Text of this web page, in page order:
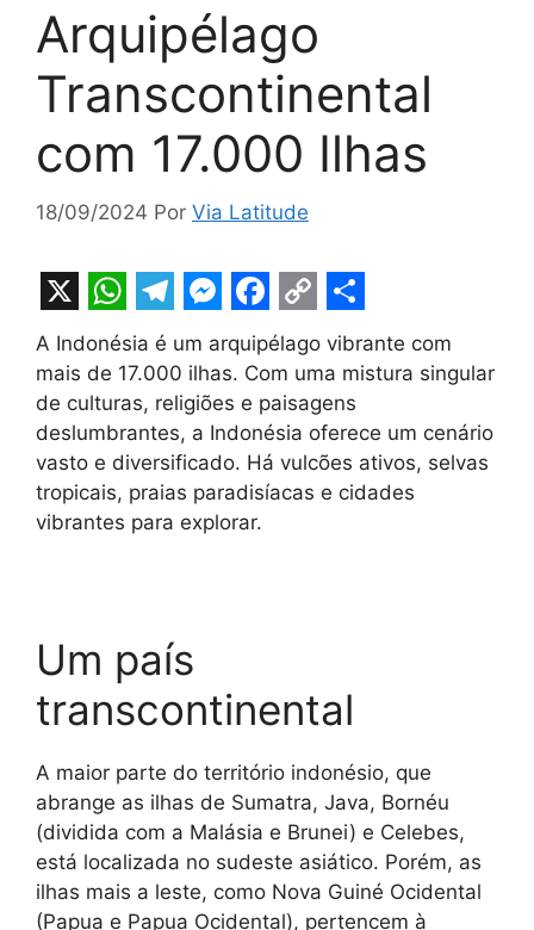
Arquipélago
Transcontinental
com 17.000 Ilhas
18/09/2024 Por Via Latitude
X W
h
a
t
s
A
T
e
l
e
g
r
M
e
s
s
e
n
F
a
c
e
b
o
C
o
p
y
L
S
h
a
r
e
A Indonésia é um arquipélago vibrante com
mais de 17.000 ilhas. Com uma mistura singular
de culturas, religiões e paisagens
deslumbrantes, a Indonésia oferece um cenário
vasto e diversificado. Há vulcões ativos, selvas
tropicais, praias paradisíacas e cidades
vibrantes para explorar.
Um país
transcontinental
A maior parte do território indonésio, que
abrange as ilhas de Sumatra, Java, Bornéu
(dividida com a Malásia e Brunei) e Celebes,
está localizada no sudeste asiático. Porém, as
ilhas mais a leste, como Nova Guiné Ocidental
(Papua e Papua Ocidental), pertencem à